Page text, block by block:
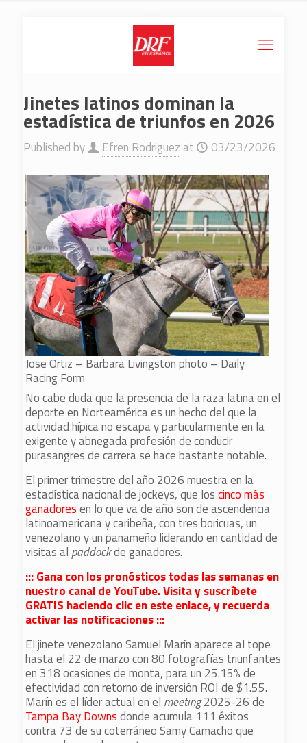
Jinetes latinos dominan la
estadística de triunfos en 2026
Published by Efren Rodriguez at 03/23/2026
Jose Ortiz – Barbara Livingston photo – Daily
Racing Form
No cabe duda que la presencia de la raza latina en el
deporte en Norteamérica es un hecho del que la
actividad hípica no escapa y particularmente en la
exigente y abnegada profesión de conducir
purasangres de carrera se hace bastante notable.
El primer trimestre del año 2026 muestra en la
estadística nacional de jockeys, que loscinco más
ganadoresen lo que va de año son de ascendencia
latinoamericana y caribeña, con tres boricuas, un
venezolano y un panameño liderando en cantidad de
visitas al paddockde ganadores.
::: Gana con los pronósticos todas las semanas en
nuestro canal de YouTube. Visita y suscríbete
GRATIS haciendo clic en este enlace, y recuerda
activar las notificaciones :::
El jinete venezolano Samuel Marín aparece al tope
hasta el 22 de marzo con 80 fotografías triunfantes
en 318 ocasiones de monta, para un 25.15% de
efectividad con retorno de inversión ROI de $1.55.
Marín es el líder actual en el meeting2025-26 de
Tampa Bay Downsdonde acumula 111 éxitos
contra 73 de su coterráneo Samy Camacho que